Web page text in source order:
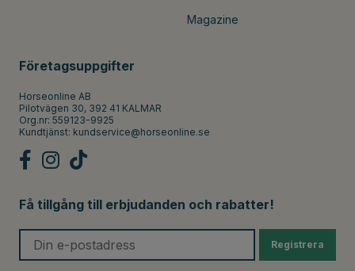
Magazine
Företagsuppgifter
Horseonline AB
Pilotvägen 30, 392 41 KALMAR
Org.nr: 559123-9925
Kundtjänst: kundservice@horseonline.se
Få tillgång till erbjudanden och rabatter!
Registrera